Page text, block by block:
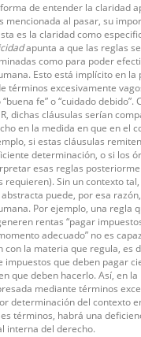
de entender la claridad
mencionada al pasar, su
es la claridad como
apunta a que las reglas
como para poder
Esto está implícito en la
términos excesivamente
fe” o “cuidado debido”.
dichas cláusulas serían
en la medida en que en el
si estas cláusulas
determinación, o si los
esas reglas
requieren). Sin un contexto
puede, por esa
Por ejemplo, una regla
rentas “pagar
adecuado” no es
con la materia que regula, es
impuestos que deben pagar
que deben hacerlo. Así, en
mediante términos
determinación del contexto
términos, habrá una
interna del derecho.